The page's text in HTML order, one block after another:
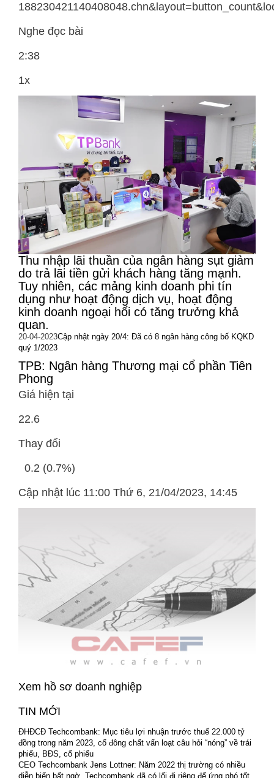
Nghe đọc bài
2:38
1x
Thu nhập lãi thuần của ngân hàng sụt giảm
do trả lãi tiền gửi khách hàng tăng mạnh.
Tuy nhiên, các mảng kinh doanh phi tín
dụng như hoạt động dịch vụ, hoạt động
kinh doanh ngoại hối có tăng trưởng khả
quan.
20-04-2023Cập nhật ngày 20/4: Đã có 8 ngân hàng công bố KQKD
quý 1/2023
TPB: Ngân hàng Thương mại cổ phần Tiên
Phong
Giá hiện tại
22.6
Thay đổi
0.2 (0.7%)
Cập nhật lúc 11:00 Thứ 6, 21/04/2023, 14:45
Xem hồ sơ doanh nghiệp
TIN MỚI
ĐHĐCĐ Techcombank: Mục tiêu lợi nhuận trước thuế 22.000 tỷ
đồng trong năm 2023, cổ đông chất vấn loạt câu hỏi “nóng” về trái
phiếu, BĐS, cổ phiếu
CEO Techcombank Jens Lottner: Năm 2022 thị trường có nhiều
diễn biến bất ngờ, Techcombank đã có lối đi riêng để ứng phó tốt